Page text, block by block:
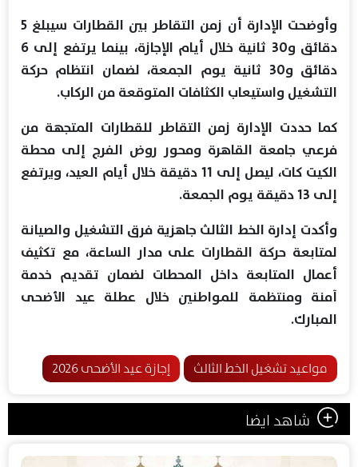
وأوضحت الإدارة أن زمن التقاطر بين القطارات سيبلغ 5
دقائق و30 ثانية خلال أيام الإجازة، بينما يرتفع إلى 6
دقائق و30 ثانية يوم الجمعة، لضمان انتظام حركة
التشغيل واستيعاب الكثافات المتوقعة من الركاب.
كما حددت الإدارة زمن التقاطر للقطارات المتجهة من
فرعي جامعة القاهرة ومحور روض الفرج إلى محطة
الكيت كات، ليصل إلى 11 دقيقة خلال أيام العيد، ويرتفع
إلى 13 دقيقة يوم الجمعة.
وأكدت إدارة الخط الثالث جاهزية فرق التشغيل والصيانة
لمتابعة حركة القطارات على مدار الساعة، مع تكثيف
أعمال المتابعة داخل المحطات لضمان تقديم خدمة
آمنة ومنتظمة للمواطنين خلال عطلة عيد الأضحى
المبارك.
مواعيد تشغيل الخط الثالث إجازة عيد الأضحى 2026
شاهد ايضا